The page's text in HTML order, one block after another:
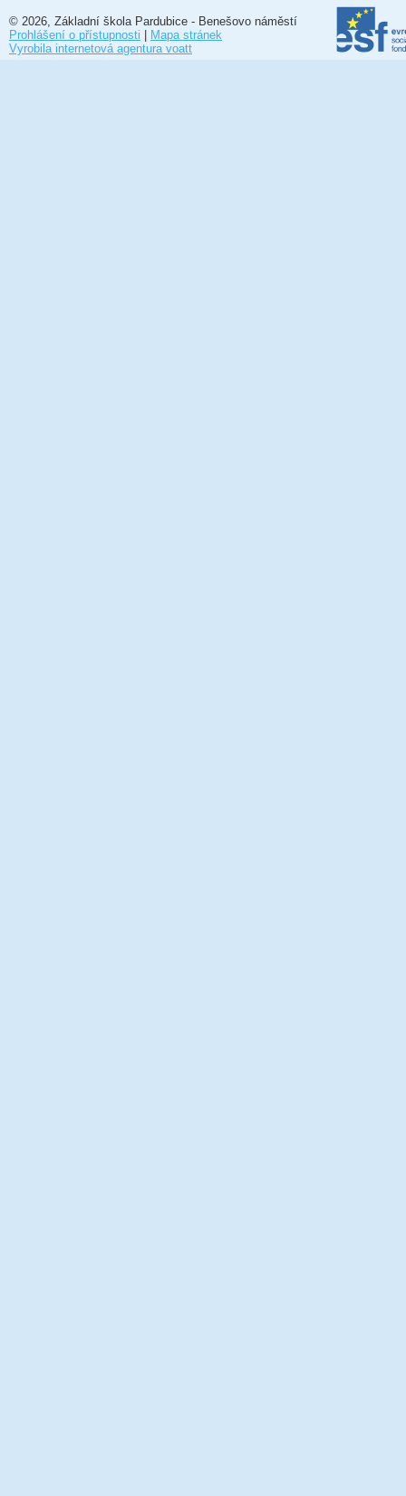
© 2026, Základní škola Pardubice - Benešovo náměstí
Prohlášení o přístupnosti | Mapa stránek
Vyrobila internetová agentura voatt